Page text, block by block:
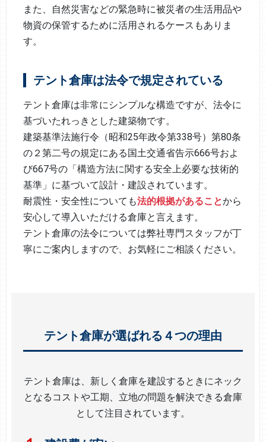
また、自然災害などの緊急時に被災者の生活用品や
物資の保管するために活用されるケースもありま
す。
テント倉庫は法令で規定されている
テント倉庫は非常にシンプルな構造ですが、法令に
基づいたれっきとした建築物です。
建築基準法施行令（昭和25年政令第338号）第80条
の２第二号の規定にある国土交通省告示666号およ
び667号の「構造方法に関する安全上必要な技術的
基準」に基づいて設計・建設されています。
耐震性・安全性についても法的根拠があることから
安心して導入いただける倉庫と言えます。
テント倉庫の法令については弊社専門スタッフが丁
寧にご案内しますので、お気軽にご相談ください。
テント倉庫が選ばれる４つの理由
テント倉庫は、新しく倉庫を建設するときにネック
となるコストや工期、立地の問題を解決できる倉庫
として注目されています。